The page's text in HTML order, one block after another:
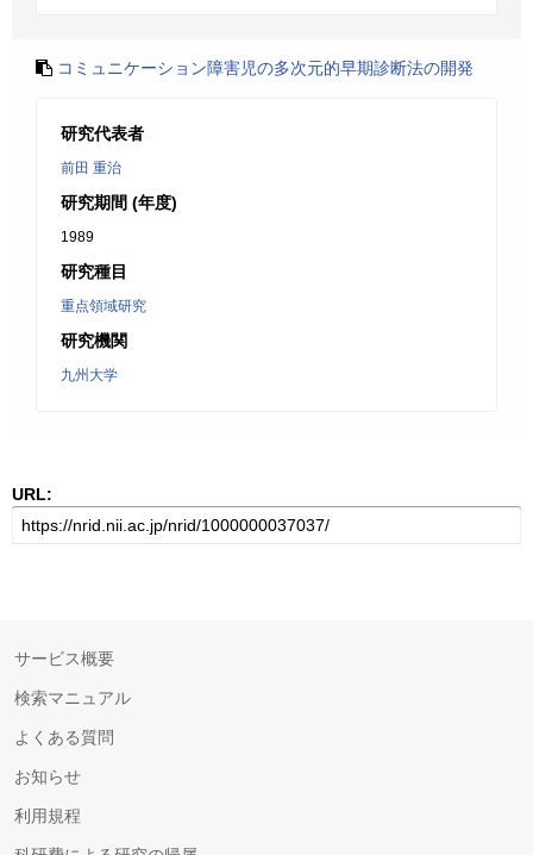
コミュニケーション障害児の多次元的早期診断法の開発
研究代表者
前田 重治
研究期間 (年度)
1989
研究種目
重点領域研究
研究機関
九州大学
URL:
サービス概要
検索マニュアル
よくある質問
お知らせ
利用規程